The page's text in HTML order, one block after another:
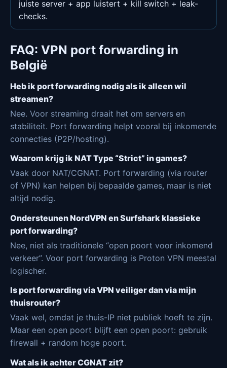
juiste server + app luistert + kill switch + leak-
checks.
FAQ: VPN port forwarding in
België
Heb ik port forwarding nodig als ik alleen wil
streamen?
Nee. Voor streaming draait het om servers en
stabiliteit. Port forwarding helpt vooral bij inkomende
connecties (P2P/hosting).
Waarom krijg ik NAT Type “Strict” in games?
Vaak door NAT/CGNAT. Port forwarding (via router
of VPN) kan helpen bij bepaalde games, maar is niet
altijd nodig.
Ondersteunen NordVPN en Surfshark klassieke
port forwarding?
Nee, niet als traditionele “open poort voor inkomend
verkeer”. Voor port forwarding is Proton VPN meestal
logischer.
Is port forwarding via VPN veiliger dan via mijn
thuisrouter?
Vaak wel, omdat je thuis-IP niet publiek hoeft te zijn.
Maar een open poort blijft een open poort: gebruik
firewall + random hoge poort.
Wat als ik achter CGNAT zit?